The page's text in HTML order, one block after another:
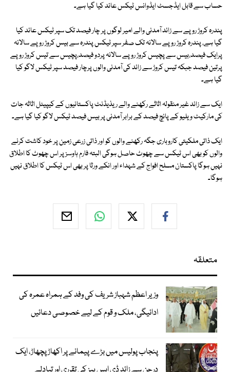
حساب سے قابل ایڈجسٹ ایڈوانس ٹیکس عائد کیا گیا ہے۔
پندرہ کروڑ روپے سے زائد آمدنی والے امیر لوگوں پر چار فیصد تک سپر ٹیکس عائد کیا
گیا ہے، پندرہ کروڑ روپے سالانہ تک صفر سپر ٹیکس پندرہ سے بیس کروڑ روپے سالانہ
پرایک فیصد،بیس سے پچیس کروڑ روپے سالانہ پردو فیصد،پچیس سے تیس کروڑ روپے
پرتین فیصد جبکہ تیس کروڑ سے زائد کی آمدنی والوں پرچار فیصد سپر ٹیکس لاگو کیا
گیا ہے۔
ایک سے زائد غیر منقولہ اثاثے رکھنے والے ریذیڈنٹ پاکستانیوں کے کیپیٹل اثاثہ جات
کی مارکیٹ ویلیو کے پانچ فیصد کے برابر آمدنی پر بیس فیصد ٹیکس لاگو کیا گیا ہے۔
ایک ذاتی ملکیتی کاروباری جگہ رکھنے والوں کو اور ذاتی زرعی زمین پر خود کاشت کرنے
والوں کو بھی اس ٹیکس سے چھوٹ حاصل ہوگی البتہ فارم ہاوسز پر اس چھوٹ کا اطلاق
نہیں ہوگا پاکستان مسلح افواج کے شہداء اور انکے ورثا پر بھی اس ٹیکس کا اطلاق نہیں
ہوگا۔
متعلقہ
وزیر اعظم شہباز شریف کی وفد کے ہمراہ عمرہ کی
ادائیگی، ملک و قوم کے لیے خصوصی دعائیں
پنجاب پولیس میں بڑے پیمانے پر اکھاڑ پچھاڑ، ایک